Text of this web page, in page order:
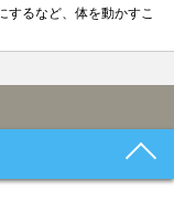
するなど、体を動かすこ